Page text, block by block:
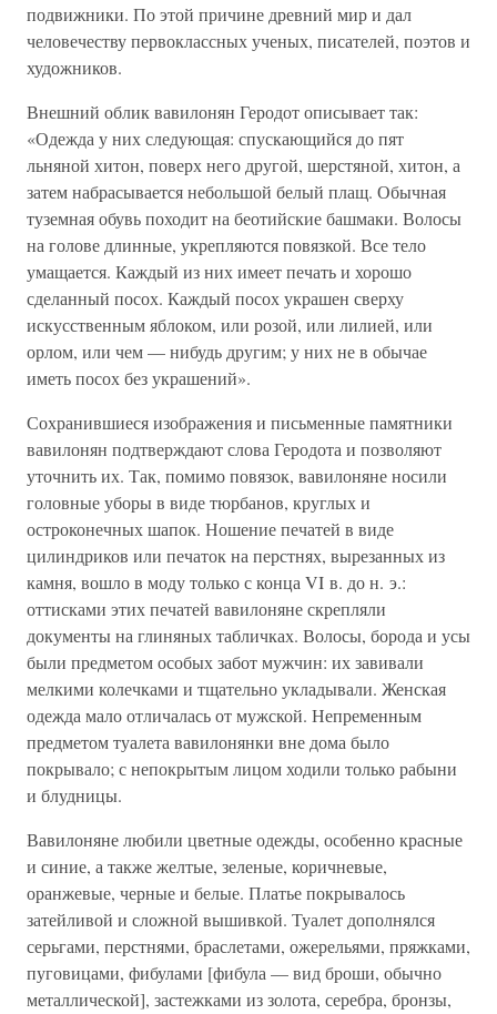
подвижники. По этой причине древний мир и дал
человечеству первоклассных ученых, писателей, поэтов и
художников.
Внешний облик вавилонян Геродот описывает так:
«Одежда у них следующая: спускающийся до пят
льняной хитон, поверх него другой, шерстяной, хитон, а
затем набрасывается небольшой белый плащ. Обычная
туземная обувь походит на беотийские башмаки. Волосы
на голове длинные, укрепляются повязкой. Все тело
умащается. Каждый из них имеет печать и хорошо
сделанный посох. Каждый посох украшен сверху
искусственным яблоком, или розой, или лилией, или
орлом, или чем — нибудь другим; у них не в обычае
иметь посох без украшений».
Сохранившиеся изображения и письменные памятники
вавилонян подтверждают слова Геродота и позволяют
уточнить их. Так, помимо повязок, вавилоняне носили
головные уборы в виде тюрбанов, круглых и
остроконечных шапок. Ношение печатей в виде
цилиндриков или печаток на перстнях, вырезанных из
камня, вошло в моду только с конца VI в. до н. э.:
оттисками этих печатей вавилоняне скрепляли
документы на глиняных табличках. Волосы, борода и усы
были предметом особых забот мужчин: их завивали
мелкими колечками и тщательно укладывали. Женская
одежда мало отличалась от мужской. Непременным
предметом туалета вавилонянки вне дома было
покрывало; с непокрытым лицом ходили только рабыни
и блудницы.
Вавилоняне любили цветные одежды, особенно красные
и синие, а также желтые, зеленые, коричневые,
оранжевые, черные и белые. Платье покрывалось
затейливой и сложной вышивкой. Туалет дополнялся
серьгами, перстнями, браслетами, ожерельями, пряжками,
пуговицами, фибулами [фибула — вид броши, обычно
металлической], застежками из золота, серебра, бронзы,